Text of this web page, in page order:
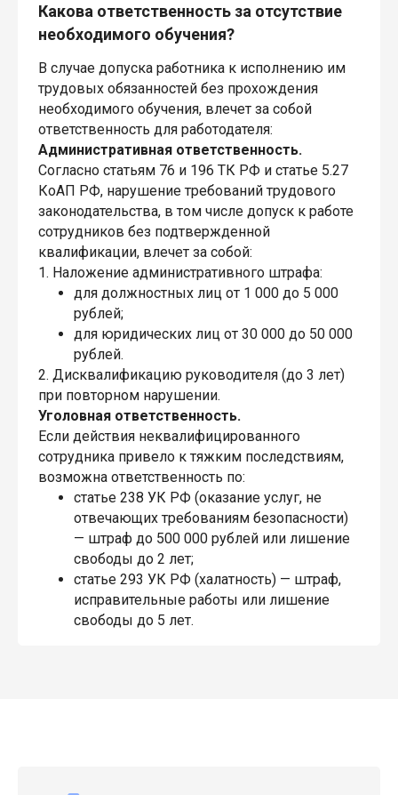
Какова ответственность за отсутствие
необходимого обучения?
В случае допуска работника к исполнению им
трудовых обязанностей без прохождения
необходимого обучения, влечет за собой
ответственность для работодателя:
Административная ответственность.
Согласно статьям 76 и 196 ТК РФ и статье 5.27
КоАП РФ, нарушение требований трудового
законодательства, в том числе допуск к работе
сотрудников без подтвержденной
квалификации, влечет за собой:
1. Наложение административного штрафа:
для должностных лиц от 1 000 до 5 000
рублей;
для юридических лиц от 30 000 до 50 000
рублей.
2. Дисквалификацию руководителя (до 3 лет)
при повторном нарушении.
Уголовная ответственность.
Если действия неквалифицированного
сотрудника привело к тяжким последствиям,
возможна ответственность по:
статье 238 УК РФ (оказание услуг, не
отвечающих требованиям безопасности)
— штраф до 500 000 рублей или лишение
свободы до 2 лет;
статье 293 УК РФ (халатность) — штраф,
исправительные работы или лишение
свободы до 5 лет.